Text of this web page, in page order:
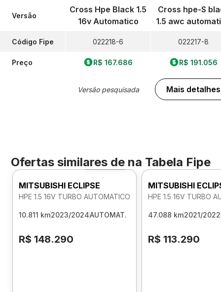
Versão
Código Fipe
Preço
Cross Hpe Black 1.5
16v Automatico
022218-6
R$ 167.686
Versão pesquisada
Cross hpe-S
1.5 awc
022217-8
R$ 191.056
Mais detalhes
Ofertas similares de na Tabela Fipe
Foto 360º
MITSUBISHI ECLIPSE
HPE 1.5 16V TURBO AUTOMATICO
10.811 km2023/2024AUTOMAT.
R$ 148.290
MITSUBISHI
HPE 1.5 16V TURBO
47.088 km2021/2022
R$ 113.290